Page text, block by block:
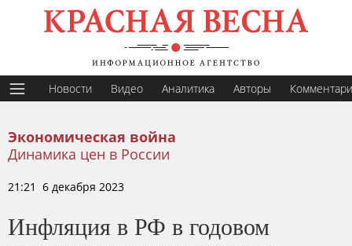
Новости Видео Аналитика Авторы
Экономическая война
Динамика цен в России
21:21 6 декабря 2023
Инфляция в РФ в годовом